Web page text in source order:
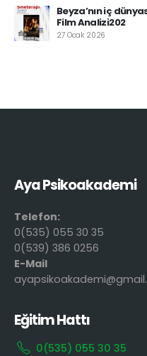
Beyza’nın iç
Film Analizi202
27 Ocak 2026
Aya Psikoakademi
Telefon:
0(535) 055 30 35
0(539) 386 0256
E-Mail
Eğitim Hattı
0(535) 055 30 35